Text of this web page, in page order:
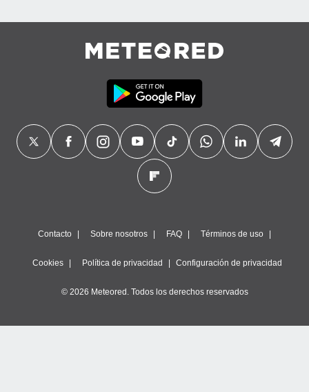
Contacto Sobre nosotros FAQ Términos de uso
Cookies Política de privacidad Configuración de privacidad
© 2026 Meteored. Todos los derechos reservados